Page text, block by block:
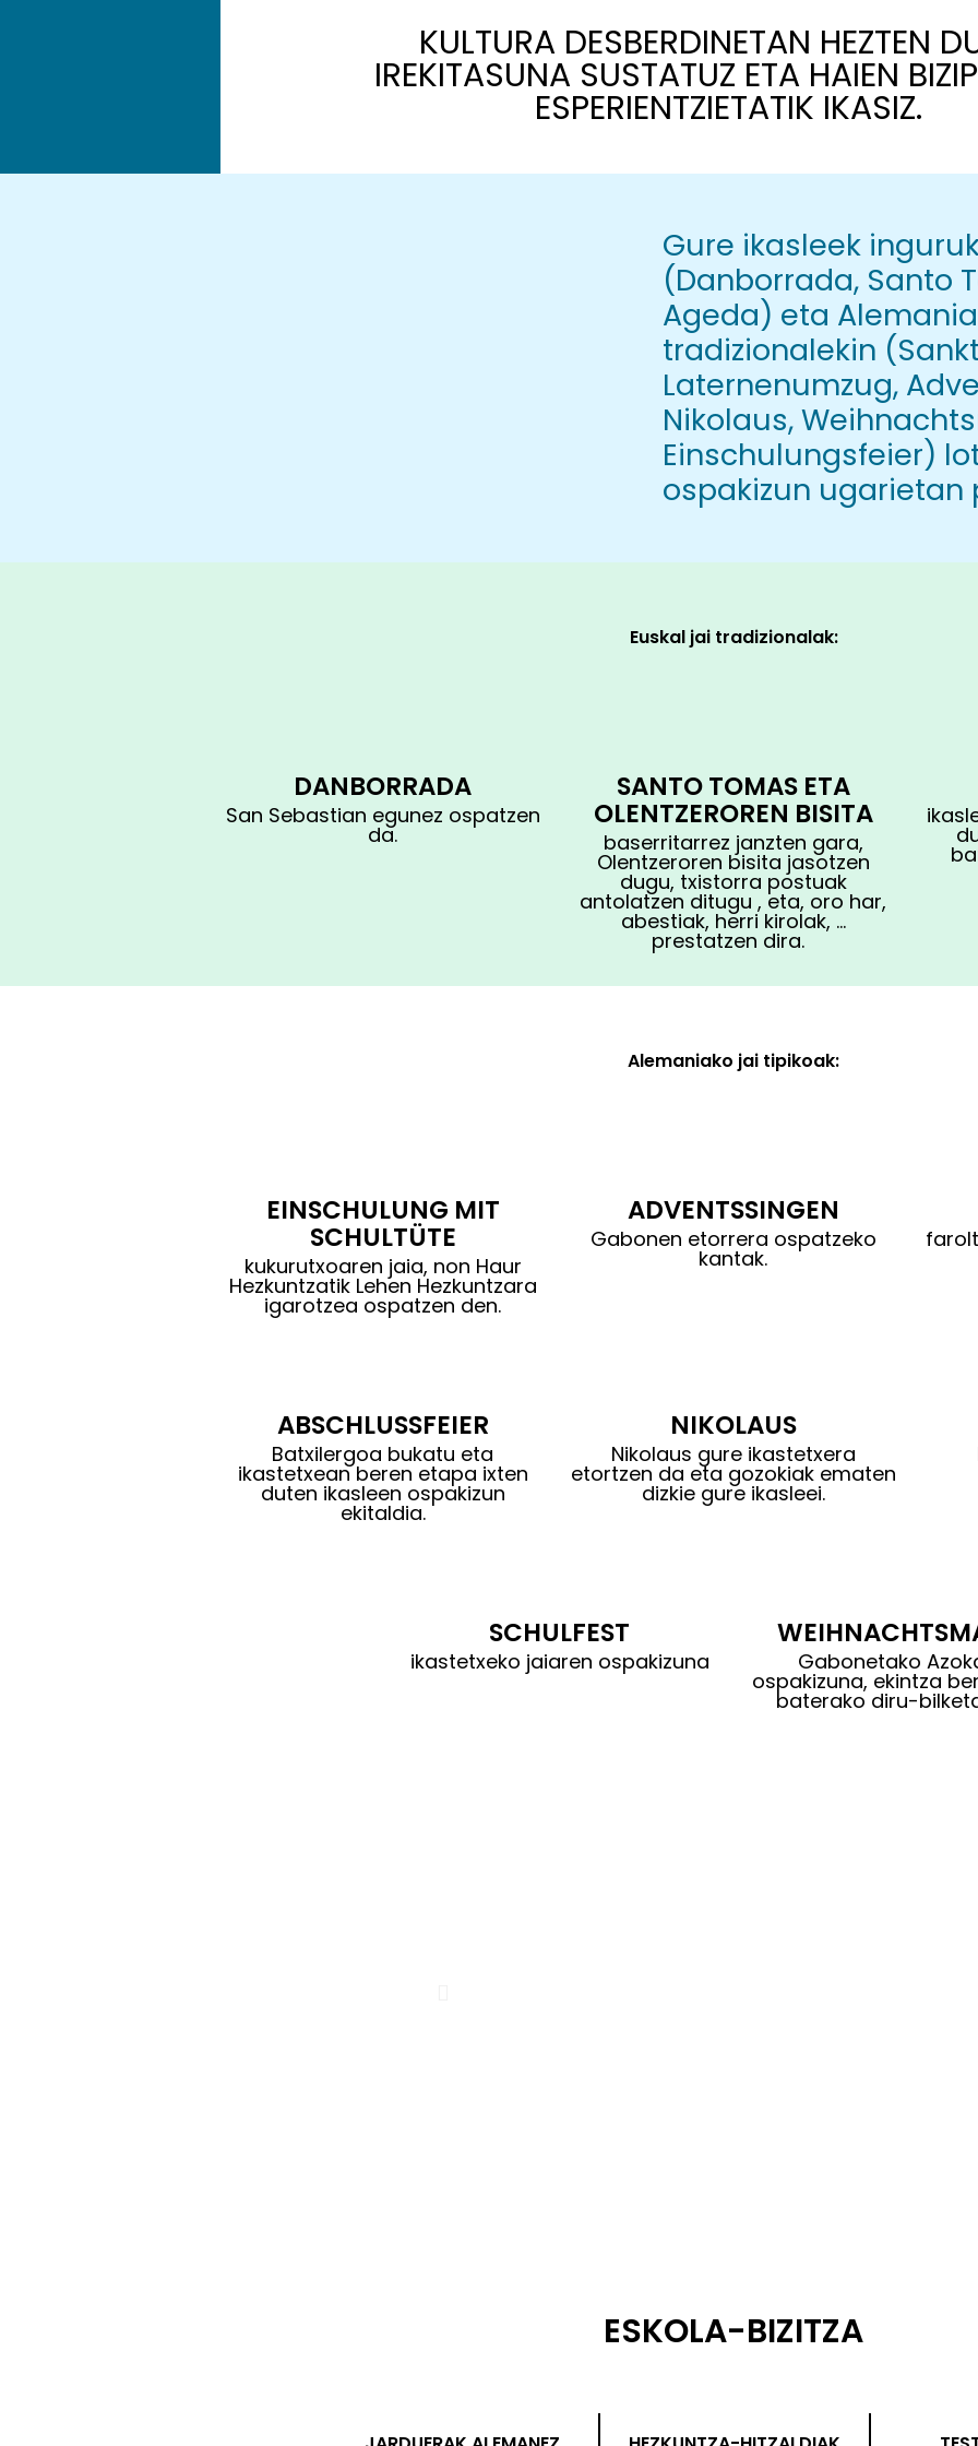
KULTURA DESBERDINETAN HEZTEN
IREKITASUNA SUSTATUZ ETA HAIEN
ESPERIENTZIETATIK IKASIZ.
Gure ikasleek
(Danborrada, Santo
Ageda) eta
tradizionalekin
Laternenumzug,
Nikolaus,
Einschulungsfeier)
ospakizun ugarietan
Euskal jai tradizionalak:
DANBORRADA
San Sebastian egunez ospatzen
da.
SANTO TOMAS ETA
OLENTZEROREN BISITA
baserritarrez janzten gara,
Olentzeroren bisita jasotzen
dugu, txistorra postuak
antolatzen ditugu , eta, oro har,
abestiak, herri kirolak, …
prestatzen dira.
Alemaniako jai tipikoak:
EINSCHULUNG MIT
SCHULTÜTE
kukurutxoaren jaia, non Haur
Hezkuntzatik Lehen Hezkuntzara
igarotzea ospatzen den.
ADVENTSSINGEN
Gabonen etorrera ospatzeko
kantak.
ABSCHLUSSFEIER
Batxilergoa bukatu eta
ikastetxean beren etapa ixten
duten ikasleen ospakizun
ekitaldia.
NIKOLAUS
Nikolaus gure ikastetxera
etortzen da eta gozokiak ematen
dizkie gure ikasleei.
SCHULFEST
ikastetxeko jaiaren ospakizuna Gabonetako
ospakizuna, ekintza
baterako diru-
ESKOLA-BIZITZA